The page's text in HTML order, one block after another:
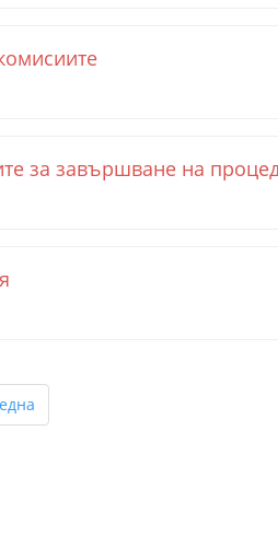
за завършване на